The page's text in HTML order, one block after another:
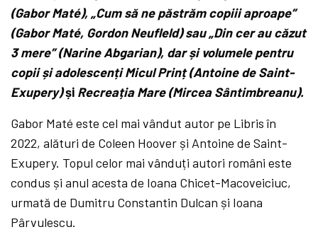
(Gabor Maté), „Cum să ne păstrăm copiii aproape”
(Gabor Maté, Gordon Neufleld) sau „Din cer au căzut
3 mere” (Narine Abgarian), dar și volumele pentru
copii și adolescenți Micul Prinț (Antoine de Saint-
Exupery)și Recreația Mare (Mircea Sântimbreanu).
Gabor Maté este cel mai vândut autor pe Libris în
2022, alături de Coleen Hoover și Antoine de Saint-
Exupery. Topul celor mai vânduți autori români este
condus și anul acesta de Ioana Chicet-Macoveiciuc,
urmată de Dumitru Constantin Dulcan și Ioana
Pârvulescu.